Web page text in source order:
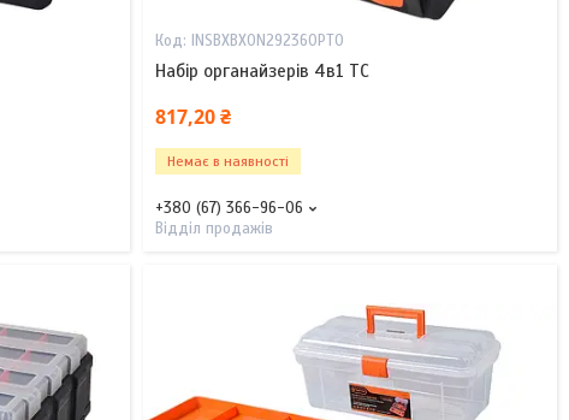
INSBXBX0N292360PT0
Набір органайзерів 4в1 TC
817,20 ₴
Немає в наявності
+380 (67) 366-96-06
Відділ продажів